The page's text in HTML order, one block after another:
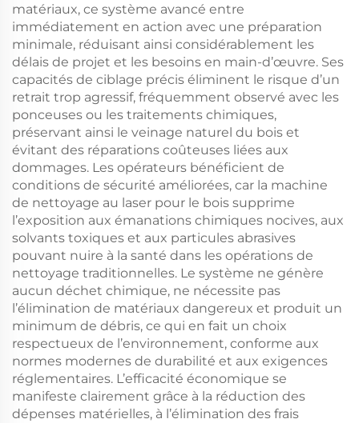
matériaux, ce système avancé entre
immédiatement en action avec une préparation
minimale, réduisant ainsi considérablement les
délais de projet et les besoins en main-d’œuvre. Ses
capacités de ciblage précis éliminent le risque d’un
retrait trop agressif, fréquemment observé avec les
ponceuses ou les traitements chimiques,
préservant ainsi le veinage naturel du bois et
évitant des réparations coûteuses liées aux
dommages. Les opérateurs bénéficient de
conditions de sécurité améliorées, car la machine
de nettoyage au laser pour le bois supprime
l’exposition aux émanations chimiques nocives, aux
solvants toxiques et aux particules abrasives
pouvant nuire à la santé dans les opérations de
nettoyage traditionnelles. Le système ne génère
aucun déchet chimique, ne nécessite pas
l’élimination de matériaux dangereux et produit un
minimum de débris, ce qui en fait un choix
respectueux de l’environnement, conforme aux
normes modernes de durabilité et aux exigences
réglementaires. L’efficacité économique se
manifeste clairement grâce à la réduction des
dépenses matérielles, à l’élimination des frais